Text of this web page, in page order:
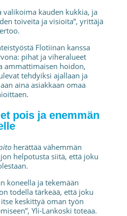
valikoima kauden kukkia, ja
toiveita ja visioita”, yrittäjä
Flotiinan kanssa
pihat ja viheralueet
ammattimaisen hoidon,
tehdyiksi ajallaan ja
aina asiakkaan omaa
pois ja enemmän
herättää vähemmän
helpotusta siitä, että joku
koneella ja tekemään
todella tärkeää, että joku
keskittyä oman työn
Yli-Lankoski toteaa.